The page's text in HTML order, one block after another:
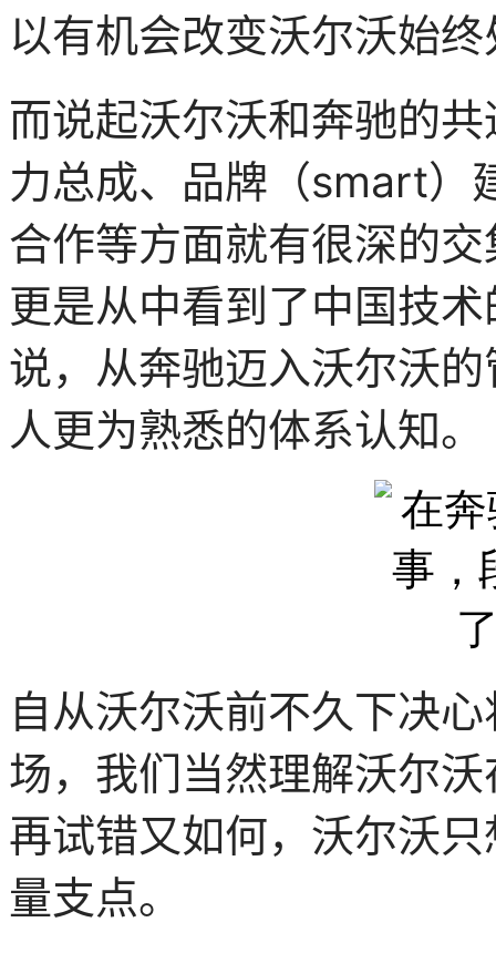
以有机会改变沃尔沃始
而说起沃尔沃和奔驰的
力总成、品牌（smart）
合作等方面就有很深的
更是从中看到了中国技
说，从奔驰迈入沃尔沃
人更为熟悉的体系认知。
自从沃尔沃前不久下决
场，我们当然理解沃尔
再试错又如何，沃尔沃
量支点。